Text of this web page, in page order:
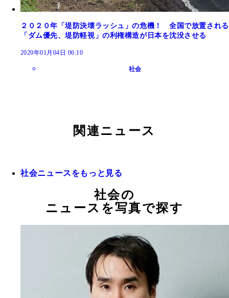
２０２０年「堤防決壊ラッシュ」の危機！ 全国で放置される
「ダム優先、堤防軽視」の利権構造が日本を沈没させる
2020年01月04日 06:10
社会
関連ニュース
社会ニュースをもっと見る
社会の
ニュースを写真で探す